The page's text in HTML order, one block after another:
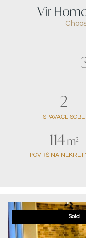
Vir
2
SPAVAĆE SOBE
114m²
POVRŠINA
Sold